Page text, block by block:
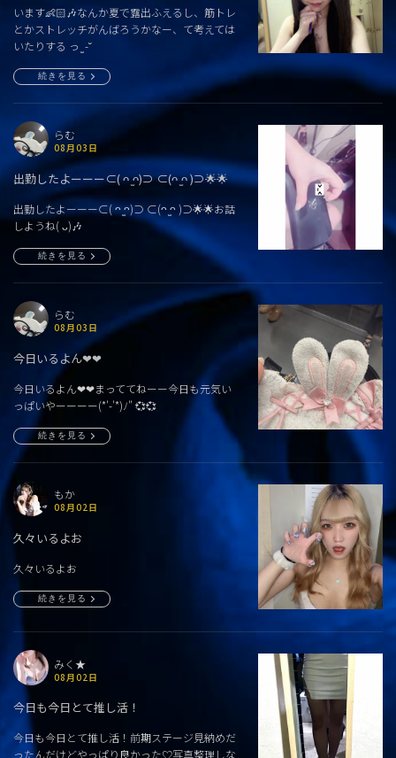
います👶🏻🎶なんか夏で露出ふえるし、筋トレ
とかストレッチがんばろうかなー、て考えては
いたりする っ ̫ -˘
続きを見る
らむ
08月03日
出勤したよーーー⊂( ᴖ ̫ᴖ)⊃ ⊂(ᴖ ̫ᴖ )⊃🌟🌟
出勤したよーーー⊂( ᴖ ̫ᴖ)⊃ ⊂(ᴖ ̫ᴖ )⊃🌟🌟お話
しようね( ᴗ)🎶
続きを見る
らむ
08月03日
今日いるよん❤︎❤︎
今日いるよん❤︎❤︎まっててねーー今日も元気い
っぱいやーーーー(*'-'*)ﾉ" 💞💞
続きを見る
もか
08月02日
久々いるよお
久々いるよお
続きを見る
みく★
08月02日
今日も今日とて推し活！
今日も今日とて推し活！前期ステージ見納めだ
ったんだけどやっぱり良かった♡写真整理しな